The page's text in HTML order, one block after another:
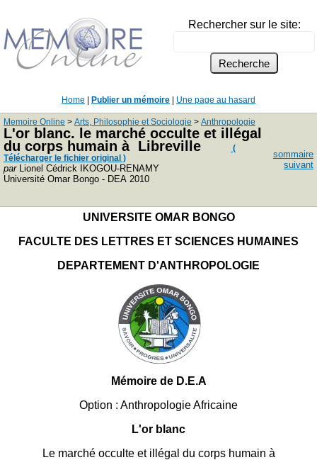
Rechercher sur le site:
Home Publier un mémoire Une page au hasard
Memoire Online > Arts, Philosophie et Sociologie > Anthropologie
L'or blanc. le marché occulte et illégal
du corps humain à Libreville
(
Télécharger le fichier original )
parLionel Cédrick IKOGOU-RENAMY
Université Omar Bongo - DEA 2010
sommaire
suivant
UNIVERSITE OMAR BONGO
FACULTE DES LETTRES ET SCIENCES HUMAINES
DEPARTEMENT D'ANTHROPOLOGIE
Mémoire de D.E.A
Option : Anthropologie Africaine
L'or blanc
Le marché occulte et illégal du corps humain à